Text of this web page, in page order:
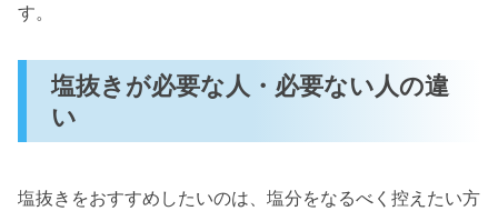
す。
塩抜きが必要な人・必要ない人の違
い
塩抜きをおすすめしたいのは、塩分をなるべく控えたい方